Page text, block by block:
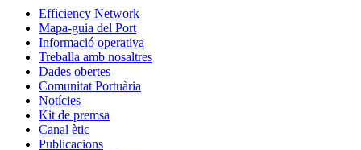
Efficiency Network
Mapa-guia del Port
Informació operativa
Treballa amb nosaltres
Dades obertes
Comunitat Portuària
Notícies
Kit de premsa
Canal ètic
Publicacions